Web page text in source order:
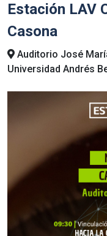
Estación LAV
Casona
Auditorio José
Universidad Andrés